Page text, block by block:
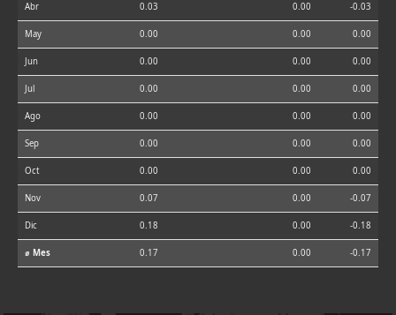
Abr 0.03 0.00 -0.03
May 0.00 0.00 0.00
Jun 0.00 0.00 0.00
Jul 0.00 0.00 0.00
Ago 0.00 0.00 0.00
Sep 0.00 0.00 0.00
Oct 0.00 0.00 0.00
Nov 0.07 0.00 -0.07
Dic 0.18 0.00 -0.18
⌀ Mes 0.17 0.00 -0.17